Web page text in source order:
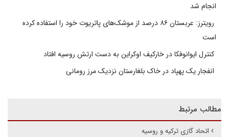
انجام شد
رویترز: عربستان ۸۶ درصد از موشک‌های پاتریوت خود را استفاده کرده
است
کنترل ایوانوفکا در خارکیف اوکراین به دست ارتش روسیه افتاد
انفجار یک پهپاد در خاک بلغارستان نزدیک مرز رومانی
مطالب مرتبط
اتحاد گازی ترکیه و روسیه